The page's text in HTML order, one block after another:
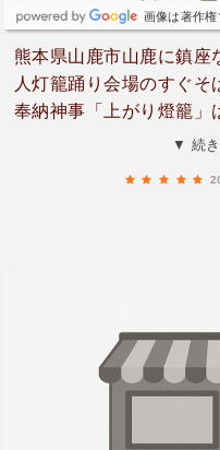
応いただけました。🅿️広
の目の前。------こちらの
戻ると。急遽、この巡拝
めに一日延長することに
予約で宿泊したホテルの
ら見つけた嬉しい神社⛩️
その白山神社にも再び
画像は著作権
熊本県山鹿市山鹿に鎮座
人灯籠踊り会場のすぐそ
奉納神事「上がり燈籠」
月に執り行われます。山
るそうです。
▼ 続